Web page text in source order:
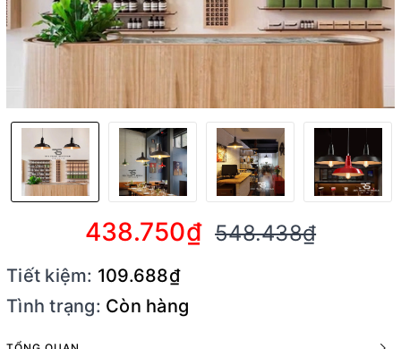
438.750₫ 548.438₫
Tiết kiệm: 109.688₫
Tình trạng: Còn hàng